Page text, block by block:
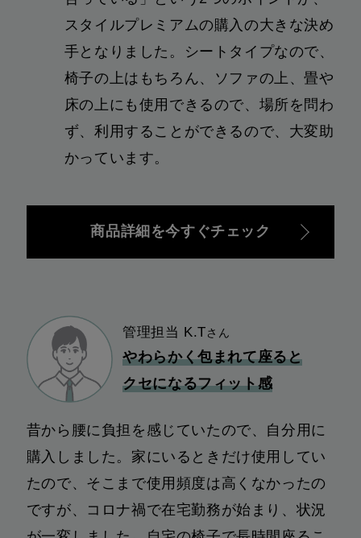
スタイルプレミアムの購入の大きな決め
手となりました。シートタイプなので、
椅子の上はもちろん、ソファの上、畳や
床の上にも使用できるので、場所を問わ
ず、利用することができるので、大変助
かっています。
商品詳細を今すぐチェック
管理担当 K.Tさん
やわらかく包まれて座ると
クセになるフィット感
昔から腰に負担を感じていたので、自分用に
購入しました。家にいるときだけ使用してい
たので、そこまで使用頻度は高くなかったの
ですが、コロナ禍で在宅勤務が始まり、状況